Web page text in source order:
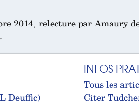
2014, relecture par Amaury
Deuffic)
INFOS
Tous les
Citer